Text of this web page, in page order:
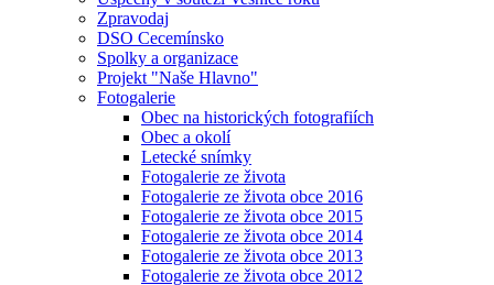
Zpravodaj
DSO Cecemínsko
Spolky a organizace
Projekt "Naše Hlavno"
Fotogalerie
Obec na historických fotografiích
Obec a okolí
Letecké snímky
Fotogalerie ze života
Fotogalerie ze života obce 2016
Fotogalerie ze života obce 2015
Fotogalerie ze života obce 2014
Fotogalerie ze života obce 2013
Fotogalerie ze života obce 2012